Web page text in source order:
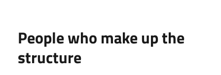
People who make up the
structure